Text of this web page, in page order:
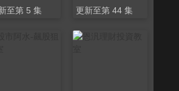
至第 5 集 更新至第 44 集